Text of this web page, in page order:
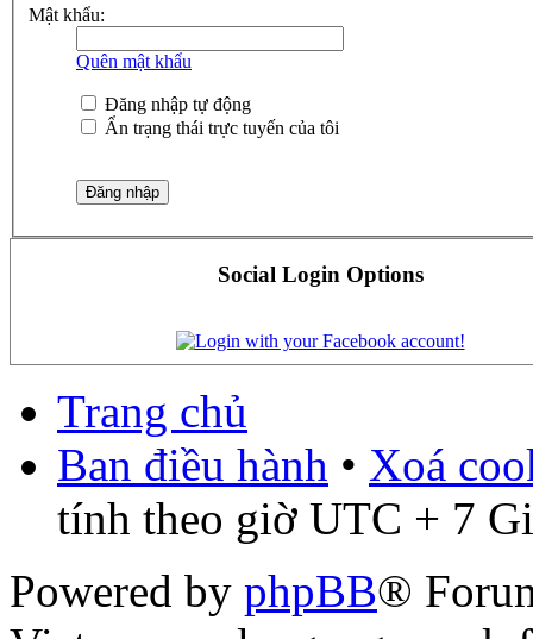
Mật khẩu:
Quên mật khẩu
Đăng nhập tự động
Ẩn trạng thái trực tuyến của tôi
Social Login Options
Trang chủ
Ban điều hành • Xoá
tính theo giờ UTC + 7
Powered by phpBB®